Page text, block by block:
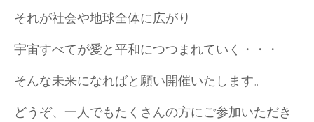
それが社会や地球全体に広がり
宇宙すべてが愛と平和につつまれていく・・・
そんな未来になればと願い開催いたします。
どうぞ、一人でもたくさんの方にご参加いただき